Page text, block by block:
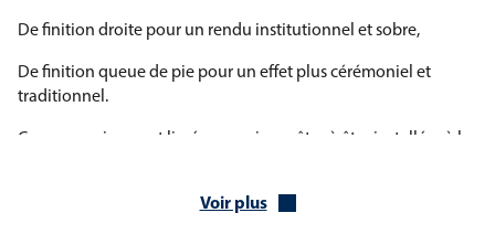
De finition droite pour un rendu institutionnel et sobre,
De finition queue de pie pour un effet plus cérémoniel et
traditionnel.
Ces accessoires sont livrés par paire, prêtes à être installées à la
Voir plus